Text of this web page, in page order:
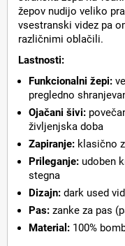
žepov nudijo veliko
vsestranski videz pa
različnimi oblačili.
Lastnosti:
Funkcionalni žepi:
pregledno
Ojačani šivi:
življenjska doba
Zapiranje: klasično
Prileganje: udoben
stegna
Dizajn: dark used
Pas: zanke za pas
Material: 100%